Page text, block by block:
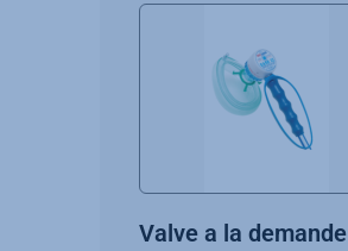
Valve a la demande